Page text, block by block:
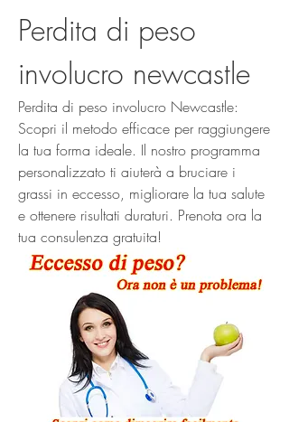
Perdita di peso
involucro newcastle
Perdita di peso involucro Newcastle:
Scopri il metodo efficace per raggiungere
la tua forma ideale. Il nostro programma
personalizzato ti aiuterà a bruciare i
grassi in eccesso, migliorare la tua salute
e ottenere risultati duraturi. Prenota ora la
tua consulenza gratuita!